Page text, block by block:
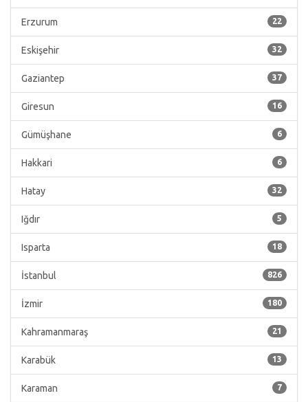
22
Erzurum
32
Eskişehir
37
Gaziantep
16
Giresun
6
Gümüşhane
6
Hakkari
32
Hatay
5
Iğdır
18
Isparta
826
İstanbul
180
İzmir
21
Kahramanmaraş
13
Karabük
7
Karaman